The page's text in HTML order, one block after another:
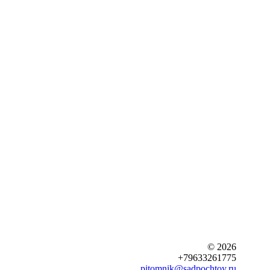
© 2026
+79633261775